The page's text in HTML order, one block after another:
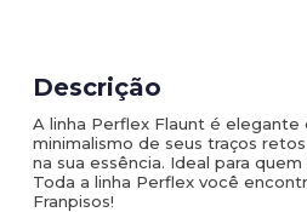
Descrição
A linha Perflex Flaunt é elegante
minimalismo de seus traços
na sua essência. Ideal para
Toda a linha Perflex você
Franpisos!